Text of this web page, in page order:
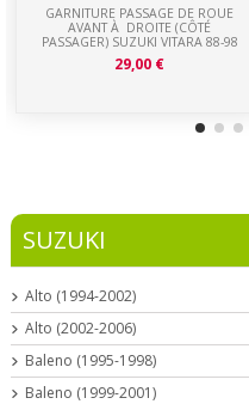
GARNITURE PASSAGE DE ROUE
AVANT À DROITE (CÔTÉ
PASSAGER) SUZUKI VITARA 88-98
29,00 €
SUZUKI
Alto (1994-2002)
Alto (2002-2006)
Baleno (1995-1998)
Baleno (1999-2001)